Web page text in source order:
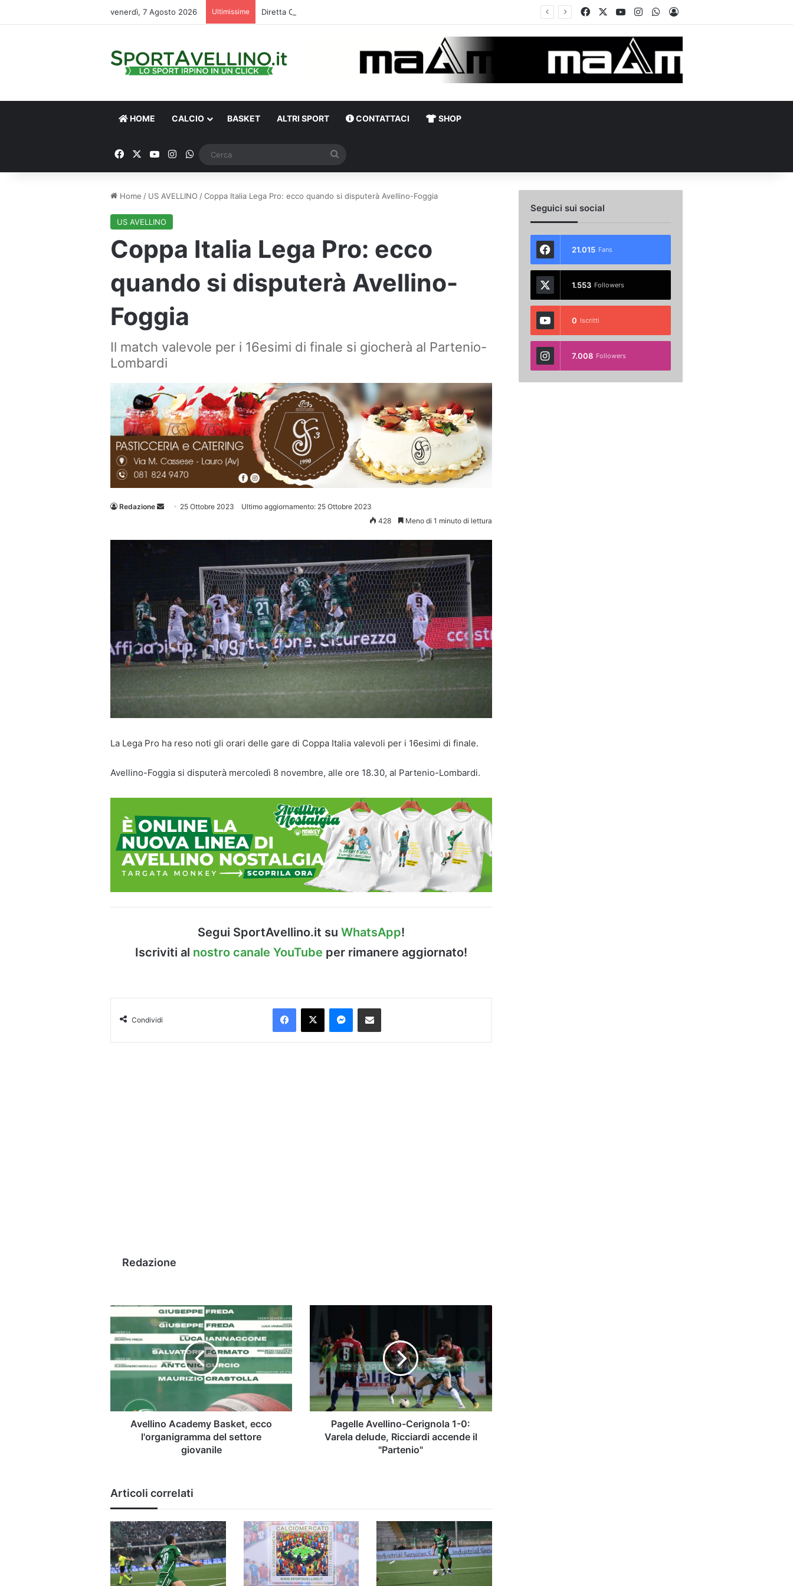
venerdì, 7 Agosto 2026 Ultimissime Diretta Calciomercato Avellino e Serie B, trattative e ufficialità FacebookYou TubeInstagramWhatsApp
Accedi
HOME CALCIO BASKET ALTRI SPORT CONTATTACI SHOP
FacebookYou TubeInstagram
WhatsApp
Home / US AVELLINO /Coppa Italia Lega Pro: ecco quando si disputerà Avellino-Foggia
US AVELLINO
Coppa Italia Lega Pro: ecco
quando si disputerà Avellino-
Foggia
Il match valevole per i 16esimi di finale si giocherà al Partenio-
Lombardi
Redazione
Invia 25 Ottobre 2023
Ultimo aggiornamento: 25 Ottobre 2023
428
Meno di 1 minuto di lettura
La Lega Pro ha reso noti gli orari delle gare di Coppa Italia valevoli per i 16esimi di finale.
Avellino-Foggia si disputerà mercoledì 8 novembre, alle ore 18.30, al Partenio-Lombardi.
Segui SportAvellino.it su WhatsApp!
Iscriviti al nostro canale YouTube per rimanere aggiornato!
Condividi
Facebook
X Messenger
Condividi via Email
Redazione
Basket,
ecco
l'organigramma
del
giovanile
Avellino Academy Basket, ecco
l'organigramma del settore
giovanile
Cerignola
1-
0:
Varela
delude,
Ricciardi
accende
"Partenio"
Pagelle Avellino-Cerignola 1-0:
Varela delude, Ricciardi accende il
"Partenio"
Articoli correlati
Seguici sui social
21.015 Fans
1.553 Followers
0 Iscritti
7.008 Followers